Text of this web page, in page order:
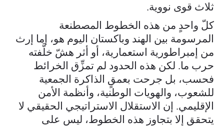
ثلاث قوى نووية.
كلّ واحدٍ من هذه الخطوط المصطنعة
المرسومة بين الهند وباكستان اليوم هو، إما إرث
من إمبراطورية استعمارية، أو أثر هشّ خلَّفته
حرب ما. لكن هذه الحدود لم تمزِّق الخرائط
فحسب، بل جرحت بعمقٍ الذاكرة الجمعية
للشعوب، والهويات الوطنية، وأنظمة الأمن
الإقليمي. إن الاستقلال الاستراتيجي الحقيقي لا
يتحقق إلا بتجاوز هذه الخطوط، ليس على